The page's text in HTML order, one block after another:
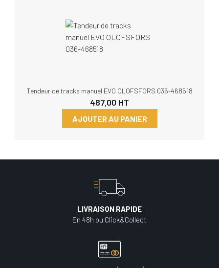
Tendeur de tracks manuel EVO OLOFSFORS 036-468518
487,00 HT
AJOUTER AU PANIER
LIVRAISON RAPIDE
En 48h ou Click&Collect